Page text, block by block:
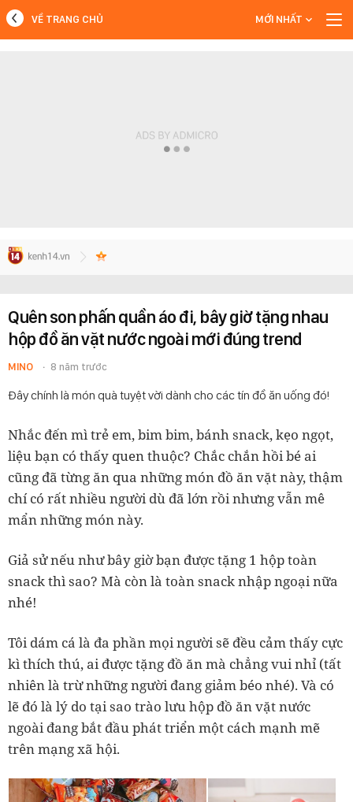
VỀ TRANG CHỦ MỚI NHẤT
Quên son phấn quần áo đi, bây giờ tặng nhau
hộp đồ ăn vặt nước ngoài mới đúng trend
MINO 8 năm trước
Đây chính là món quà tuyệt vời dành cho các tín đồ ăn uống đó!
Nhắc đến mì trẻ em, bim bim, bánh snack, kẹo ngọt,
liệu bạn có thấy quen thuộc? Chắc chắn hồi bé ai
cũng đã từng ăn qua những món đồ ăn vặt này, thậm
chí có rất nhiều người dù đã lớn rồi nhưng vẫn mê
mẩn những món này.
Giả sử nếu như bây giờ bạn được tặng 1 hộp toàn
snack thì sao? Mà còn là toàn snack nhập ngoại nữa
nhé!
Tôi dám cá là đa phần mọi người sẽ đều cảm thấy cực
kì thích thú, ai được tặng đồ ăn mà chẳng vui nhỉ (tất
nhiên là trừ những người đang giảm béo nhé). Và có
lẽ đó là lý do tại sao trào lưu hộp đồ ăn vặt nước
ngoài đang bắt đầu phát triển một cách mạnh mẽ
trên mạng xã hội.